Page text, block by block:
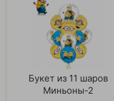
Букет из 11 шаров
Миньоны-2